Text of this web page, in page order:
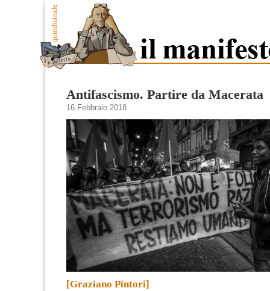
Antifascismo. Partire da Macerata
16 Febbraio 2018
[Graziano Pintori]